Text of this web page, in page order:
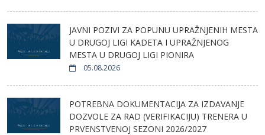
JAVNI POZIVI ZA POPUNU UPRAŽNJENIH MESTA
U DRUGOJ LIGI KADETA I UPRAŽNJENOG
MESTA U DRUGOJ LIGI PIONIRA
05.08.2026
POTREBNA DOKUMENTACIJA ZA IZDAVANJE
DOZVOLE ZA RAD (VERIFIKACIJU) TRENERA U
PRVENSTVENOJ SEZONI 2026/2027